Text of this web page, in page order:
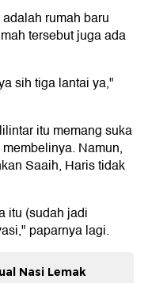
rumah baru
tersebut juga ada
sih tiga lantai ya,"
itu memang suka
Namun,
Saaih, Haris tidak
itu (sudah jadi
paparnya lagi.
Nasi Lemak